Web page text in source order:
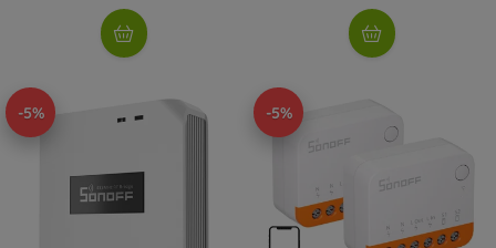
-5% -5%